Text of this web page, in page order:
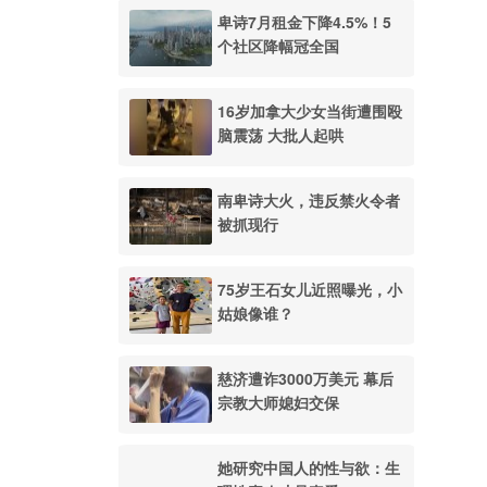
卑诗7月租金下降4.5%！5
个社区降幅冠全国
16岁加拿大少女当街遭围殴
脑震荡 大批人起哄
南卑诗大火，违反禁火令者
被抓现行
75岁王石女儿近照曝光，小
姑娘像谁？
慈济遭诈3000万美元 幕后
宗教大师媳妇交保
她研究中国人的性与欲：生